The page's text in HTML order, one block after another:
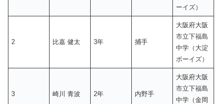
ーイズ）
2 比嘉 健太 3年 捕手
大阪府大阪
市立下福島
中学（大淀
ボーイズ）
3 崎川 青波 2年 内野手
大阪府大阪
市立下福島
中学（金岡